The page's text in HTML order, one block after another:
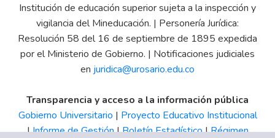
Institución de educación superior sujeta a la inspección y
vigilancia del Mineducación. | Personería Jurídica:
Resolución 58 del 16 de septiembre de 1895 expedida
por el Ministerio de Gobierno. | Notificaciones judiciales
en juridica@urosario.edu.co
Transparencia y acceso a la información pública
Gobierno Universitario | Proyecto Educativo Institucional
|Informe de Gestión|Boletín Estadístico|Régimen